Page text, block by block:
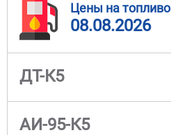
Цены на топливо
08.08.2026
ДТ-К5
АИ-95-К5